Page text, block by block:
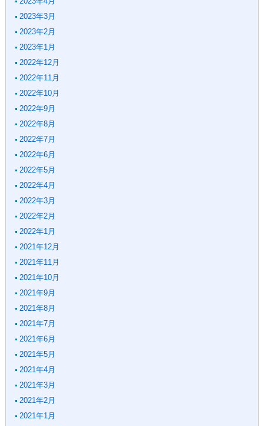
2023年3月
2023年2月
2023年1月
2022年12月
2022年11月
2022年10月
2022年9月
2022年8月
2022年7月
2022年6月
2022年5月
2022年4月
2022年3月
2022年2月
2022年1月
2021年12月
2021年11月
2021年10月
2021年9月
2021年8月
2021年7月
2021年6月
2021年5月
2021年4月
2021年3月
2021年2月
2021年1月